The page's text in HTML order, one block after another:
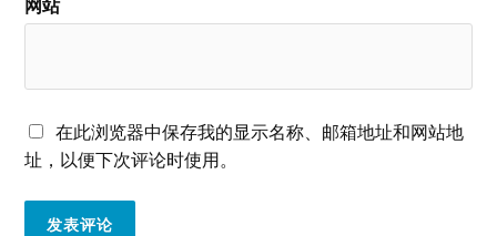
网站
在此浏览器中保存我的显示名称、邮箱地址和网站地
址，以便下次评论时使用。